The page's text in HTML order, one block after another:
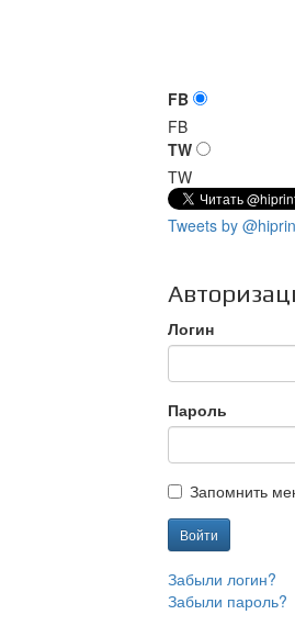
FB
FB
TW
TW
Tweets by
Логин
Пароль
Запомнить
Войти
Забыли логин?
Забыли пароль?